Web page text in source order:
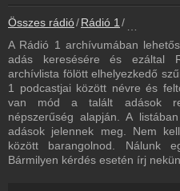
Rádió 1
Vissza a Rádió 1 oldalára
Bejelentkezés
Hozz létre saját fiókot!
Most szól
Tudd meg mi szólt eddig
Frekvenciák
Rádió 1 frekvencia
Összes rádió Rádió 1
A Rádió 1 archívumában
adás keresésére és ezáltal
archívlista fölött elhelyezkedő
1 podcastjai között névre és
van mód a talált adások
népszerűség alapján. A
adások jelennek meg. Nem
között barangolnod. Nálunk
Bármilyen kérdés esetén írj